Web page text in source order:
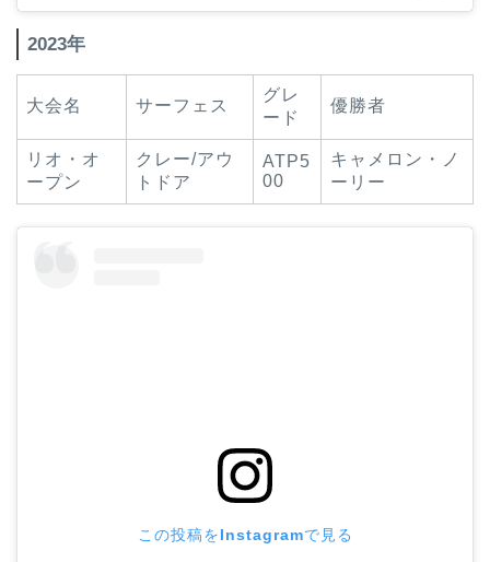
2023年
大会名 サーフェス
グレ
ード
優勝者
リオ・オ
ープン
クレー/アウ
トドア
ATP5
00
キャメロン・ノ
ーリー
この投稿をInstagramで見る